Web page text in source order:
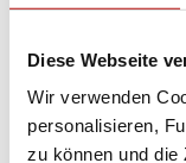
Diese Webseite
Wir verwenden
personalisieren,
zu können und die
weltweit im
Kreuz die
Rothalbmond
oder regional
gehören unter